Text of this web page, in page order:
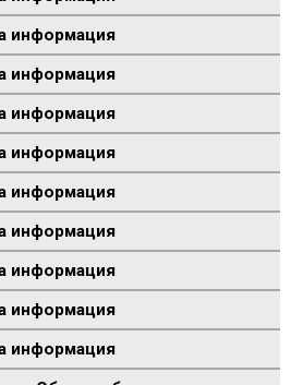
информация
информация
информация
информация
информация
информация
информация
информация
информация